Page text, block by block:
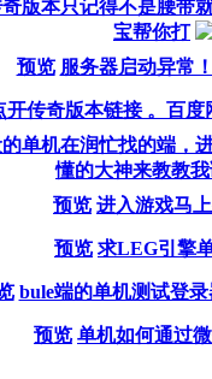
版本只记得不是腰带
宝帮你打
预览 服务器启动异常
开传奇版本链接 。百
单机在润忙找的端，
懂的大神来教教
预览 进入游戏马
预览 求LEG引擎
bule端的单机测试登
预览 单机如何通过